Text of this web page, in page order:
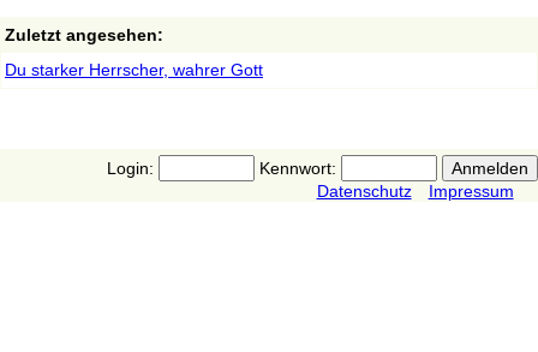
Zuletzt angesehen:
Du starker Herrscher, wahrer Gott
Login:
Kennwort:
Datenschutz
Impressum